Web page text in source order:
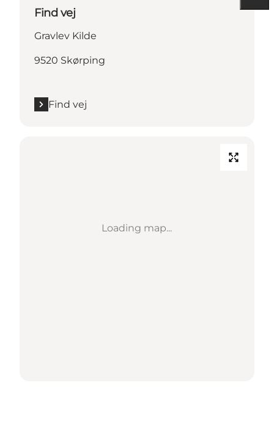
Find vej
Gravlev Kilde
9520 Skørping
Find vej
Loading map...